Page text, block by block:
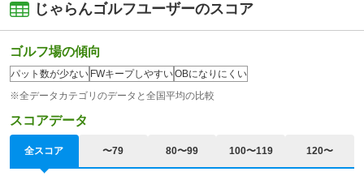
じゃらんゴルフユーザーのスコア
ゴルフ場の傾向
パット数が少ない FWキープしやすいOBになりにくい
※全データカテゴリのデータと全国平均の比較
スコアデータ
全スコア 〜79 80〜99 100〜119 120〜